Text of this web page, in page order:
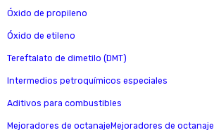
Óxido de propileno
Óxido de etileno
Tereftalato de dimetilo (DMT)
Intermedios petroquímicos especiales
Aditivos para combustibles
Mejoradores de octanajeMejoradores de octanaje